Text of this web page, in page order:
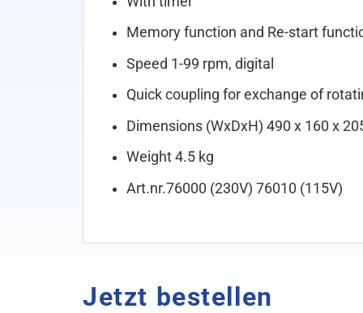
Memory function and Re-start
Speed 1-99 rpm, digital
Quick coupling for exchange of
Dimensions (WxDxH) 490 x 160 x
Weight 4.5 kg
Art.nr.76000 (230V) 76010 (115V)
Jetzt bestellen